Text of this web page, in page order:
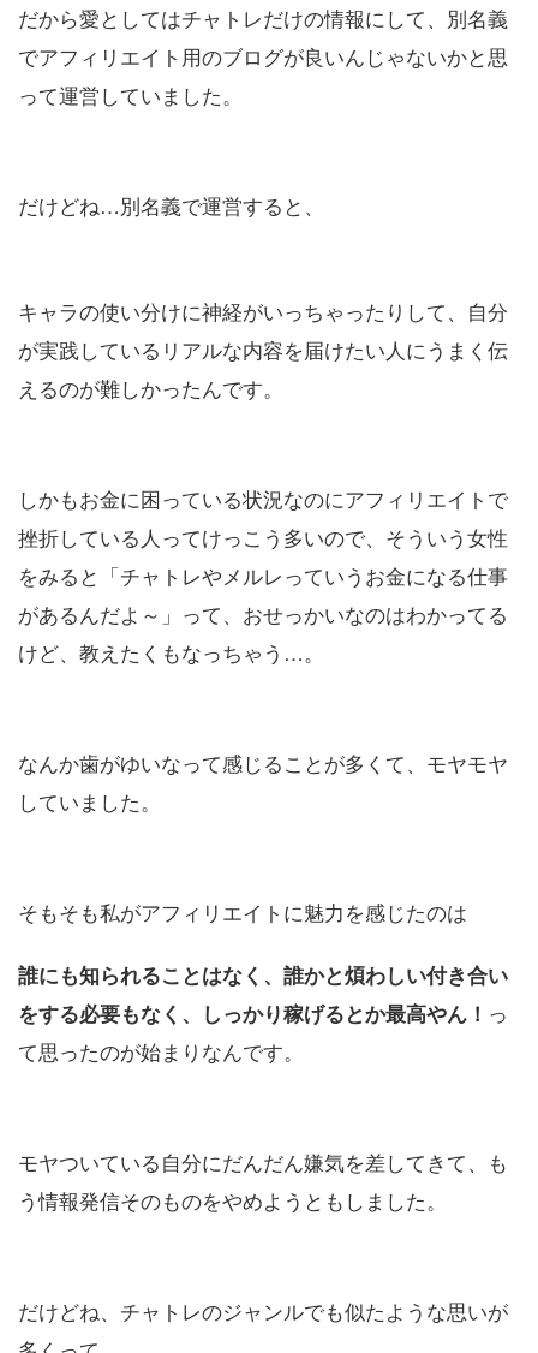
だから愛としてはチャトレだけの情報にして、別名義
でアフィリエイト用のブログが良いんじゃないかと思
って運営していました。
だけどね…別名義で運営すると、
キャラの使い分けに神経がいっちゃったりして、自分
が実践しているリアルな内容を届けたい人にうまく伝
えるのが難しかったんです。
しかもお金に困っている状況なのにアフィリエイトで
挫折している人ってけっこう多いので、そういう女性
をみると「チャトレやメルレっていうお金になる仕事
があるんだよ～」って、おせっかいなのはわかってる
けど、教えたくもなっちゃう…。
なんか歯がゆいなって感じることが多くて、モヤモヤ
していました。
そもそも私がアフィリエイトに魅力を感じたのは
誰にも知られることはなく、誰かと煩わしい付き合い
をする必要もなく、しっかり稼げるとか最高やん！ っ
て思ったのが始まりなんです。
モヤついている自分にだんだん嫌気を差してきて、も
う情報発信そのものをやめようともしました。
だけどね、チャトレのジャンルでも似たような思いが